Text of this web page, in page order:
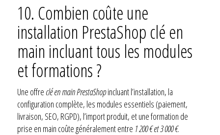
10. Combien coûte une
installation PrestaShop clé en
main incluant tous les modules
et formations ?
Une offre clé en main PrestaShopincluant l’installation, la
configuration complète, les modules essentiels (paiement,
livraison, SEO, RGPD), l’import produit, et une formation de
prise en main coûte généralement entre 1 200 € et 3 000 €.